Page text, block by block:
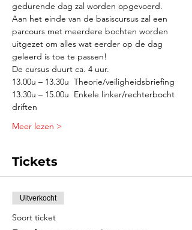
gedurende dag zal worden opgevoerd.
Aan het einde van de basiscursus zal een
parcours met meerdere bochten worden
uitgezet om alles wat eerder op de dag
geleerd is toe te passen!
De cursus duurt ca. 4 uur.
13.00u – 13.30u  Theorie/veiligheidsbriefing
13.30u – 15.00u  Enkele linker/rechterbocht
driften
Meer lezen >
Tickets
Uitverkocht
Soort ticket